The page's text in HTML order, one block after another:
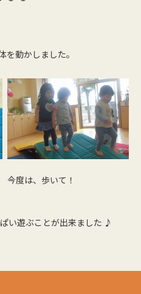
を動かしました。
今度は、歩いて！
い遊ぶことが出来ました ♪